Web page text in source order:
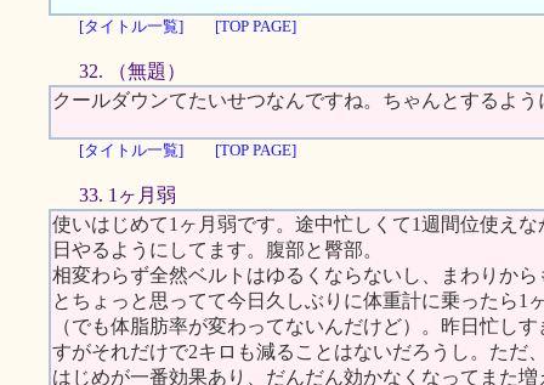
[タイトル一覧] [TOP PAGE]
32. （無題）
クールダウンてたいせつなんですね。ちゃんとするよう
[タイトル一覧] [TOP PAGE]
33. 1ヶ月弱
使いはじめて1ヶ月弱です。途中忙しくて1週間位使え
日やるようにしてます。腹部と臀部。
相変わらず全然ベルトはゆるくならないし、まわりか
とちょっと思ってて今日久しぶりに体重計に乗ったら1
（でも体脂肪率が変わってないんだけど）。昨日忙し
すがそれだけで2キロも減ることはないだろうし。ただ
はじめが一番効果あり、だんだん効かなくなってまた